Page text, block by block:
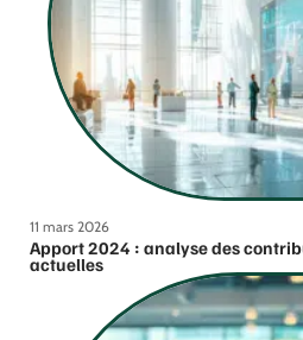
11 mars 2026
Apport 2024 : analyse des
actuelles